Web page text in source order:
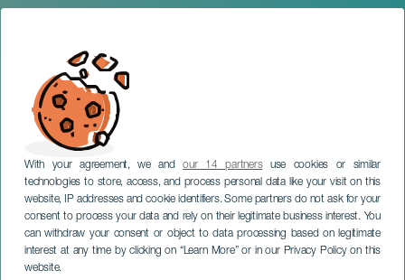
With your agreement, we andour 14 partnersuse cookies or similar
technologies to store, access, and process personal data like your visit on this
website, IP addresses and cookie identifiers. Some partners do not ask for your
consent to process your data and rely on their legitimate business interest. You
can withdraw your consent or object to data processing based on legitimate
interest at any time by clicking on “Learn More” or in our Privacy Policy on this
website.Gerson Galván. "Min jul"
GRAN CANARIA